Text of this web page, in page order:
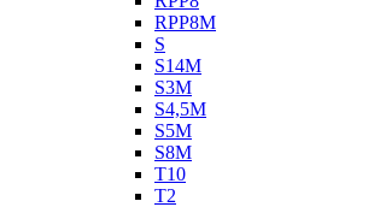
RPP8M
S
S14M
S3M
S4,5M
S5M
S8M
T10
T2